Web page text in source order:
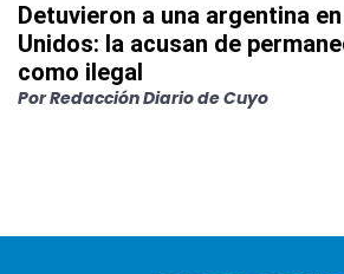
Detuvieron a una argentina
Unidos: la acusan de
como ilegal
PorRedacción Diario de Cuyo